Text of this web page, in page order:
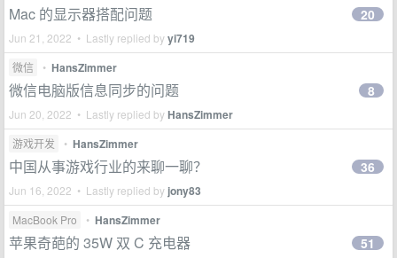
Mac 的显示器搭配问题
Jun 21, 2022 • Lastly replied byyi719
20
微信 • HansZimmer
微信电脑版信息同步的问题
Jun 20, 2022 • Lastly replied byHansZimmer
8
游戏开发 • HansZimmer
中国从事游戏行业的来聊一聊？
Jun 16, 2022 • Lastly replied by jony83
36
MacBook Pro • HansZimmer
苹果奇葩的 35W 双 C 充电器 51